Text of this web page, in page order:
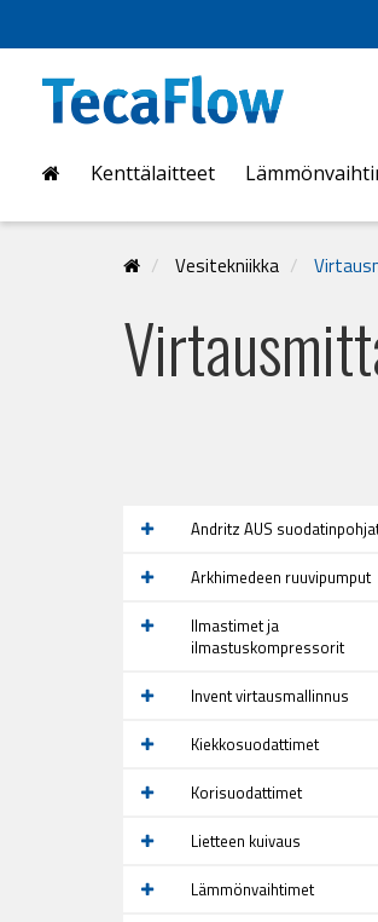
Kenttälaitteet
Vesitekniikka
Andritz AUS
Arkhimedeen ruuvipumput
Ilmastimet ja
ilmastuskompressorit
Invent virtausmallinnus
Kiekkosuodattimet
Korisuodattimet
Lietteen kuivaus
Lämmönvaihtimet